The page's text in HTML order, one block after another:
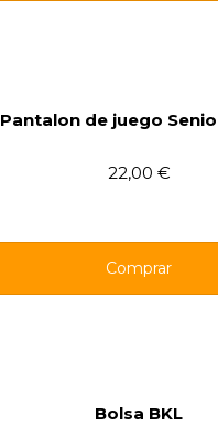
Pantalon de juego
22,00 €
Comprar
Bolsa BKL